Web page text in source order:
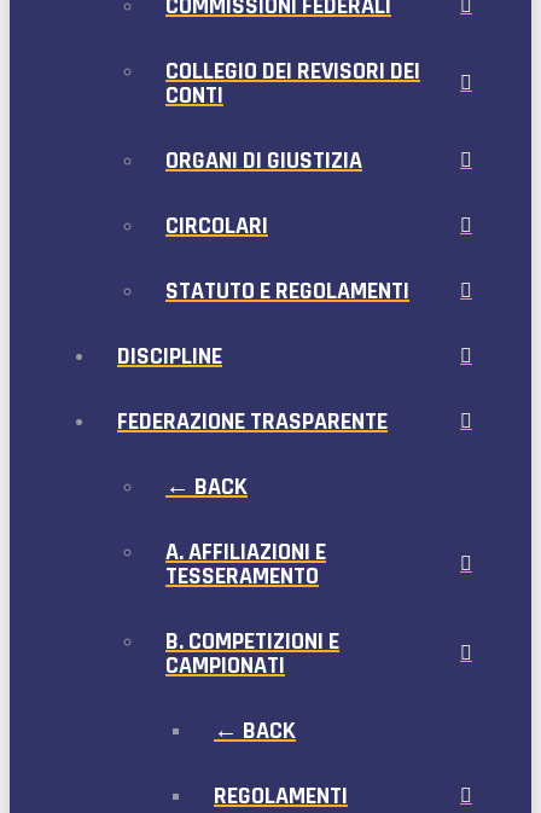
COLLEGIO DEI REVISORI DEI
CONTI
ORGANI DI GIUSTIZIA
CIRCOLARI
STATUTO E REGOLAMENTI
DISCIPLINE
FEDERAZIONE TRASPARENTE
← BACK
A. AFFILIAZIONI E
TESSERAMENTO
B. COMPETIZIONI E
CAMPIONATI
← BACK
REGOLAMENTI